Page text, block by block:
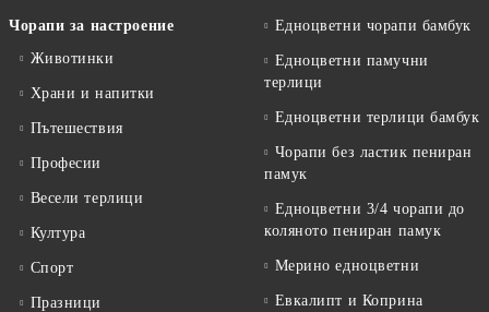
Чорапи за настроение
Животинки
Храни и напитки
Пътешествия
Професии
Весели терлици
Култура
Спорт
Празници
Едноцветни чорапи бамбук
Едноцветни памучни
терлици
Едноцветни терлици бамбук
Чорапи без ластик пениран
памук
Едноцветни 3/4 чорапи до
коляното пениран памук
Мерино едноцветни
Евкалипт и Коприна